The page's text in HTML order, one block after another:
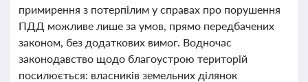
примирення з потерпілим у справах про порушення
ПДД можливе лише за умов, прямо передбачених
законом, без додаткових вимог. Водночас
законодавство щодо благоустрою територій
посилюється: власників земельних ділянок